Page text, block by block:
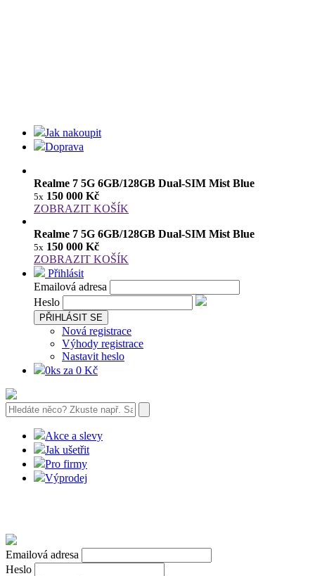
Jak nakoupit
Doprava
Realme 7 5G 6GB/128GB Dual-SIM Mist Blue
5x 150 000 Kč
ZOBRAZIT KOŠÍK
Realme 7 5G 6GB/128GB Dual-SIM Mist Blue
5x 150 000 Kč
ZOBRAZIT KOŠÍK
Přihlásit
Emailová adresa
Heslo
PŘIHLÁSIT SE
Nová registrace
Výhody registrace
Nastavit heslo
0ks za 0 Kč
Akce a slevy
Jak ušetřit
Pro firmy
Výprodej
Emailová adresa
Heslo